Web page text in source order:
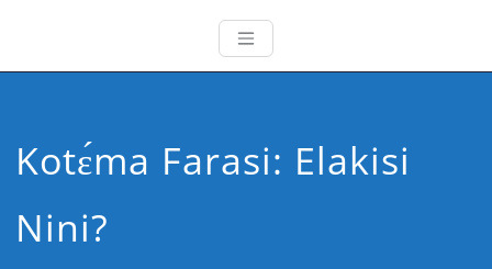
Kotɛ́ma Farasi: Elakisi
Nini?